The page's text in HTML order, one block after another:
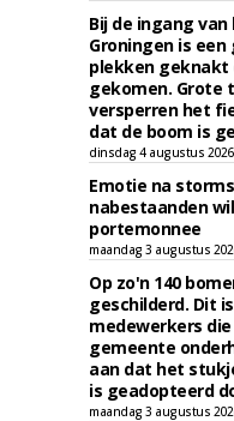
Bij de ingang
Groningen is
plekken geknakt
gekomen. Grote
versperren het
dat de boom is
dinsdag 4 augustus 2026
Emotie na
nabestaanden
portemonnee
maandag 3 augustus
Op zo'n 140
geschilderd. Dit
medewerkers
gemeente
aan dat het
is geadopteerd
maandag 3 augustus